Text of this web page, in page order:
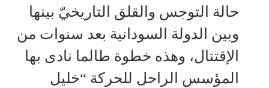
حالة التوجس والقلق التاريخيّ بينها
وبين الدولة السودانية بعد سنوات من
الإقتتال، وهذه خطوة طالما نادى بها
المؤسس الراحل للحركة “خليل